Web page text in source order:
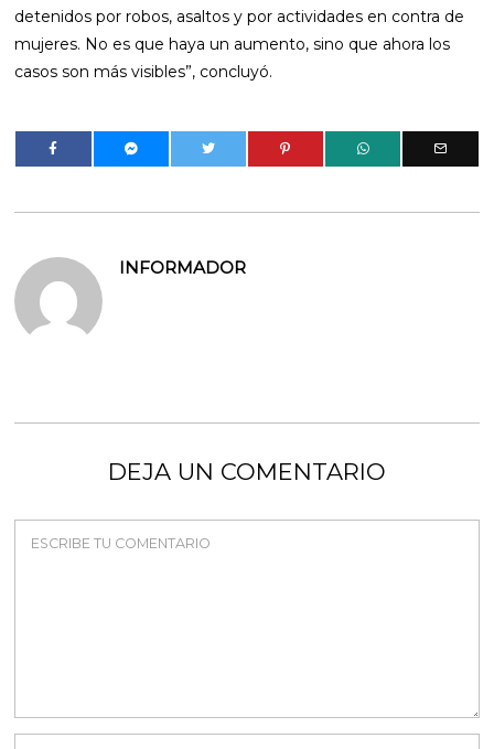
detenidos por robos, asaltos y por actividades en contra de
mujeres. No es que haya un aumento, sino que ahora los
casos son más visibles”, concluyó.
INFORMADOR
DEJA UN COMENTARIO